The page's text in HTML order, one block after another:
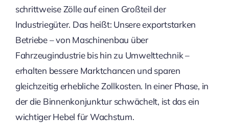
schrittweise Zölle auf einen Großteil der
Industriegüter. Das heißt: Unsere exportstarken
Betriebe – von Maschinenbau über
Fahrzeugindustrie bis hin zu Umwelttechnik –
erhalten bessere Marktchancen und sparen
gleichzeitig erhebliche Zollkosten. In einer Phase, in
der die Binnenkonjunktur schwächelt, ist das ein
wichtiger Hebel für Wachstum.